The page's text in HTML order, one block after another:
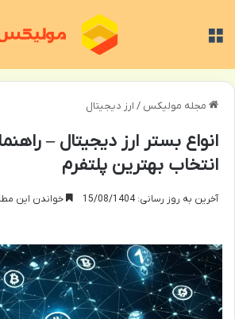
مجله مولیکس / ارز دیجیتال
انواع بستر ارز دیجیتال –
انتخاب بهترین پلتفرم
آخرین به روز رسانی: 15/08/1404 خواندن این مطلب 18 دقیقه